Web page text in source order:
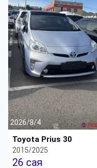
2026/8/4
Toyota Prius 30
2015/2025
26 сая